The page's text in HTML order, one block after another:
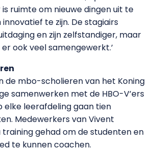
is ruimte om nieuwe dingen uit te
te zijn. De stagiairs
en zijn zelfstandiger, maar
ook veel samengewerkt.’
de mbo-scholieren van het Koning
samenwerken met de HBO-V’ers
elke leerafdeling gaan tien
Medewerkers van Vivent
gehad om de studenten en
te kunnen coachen.